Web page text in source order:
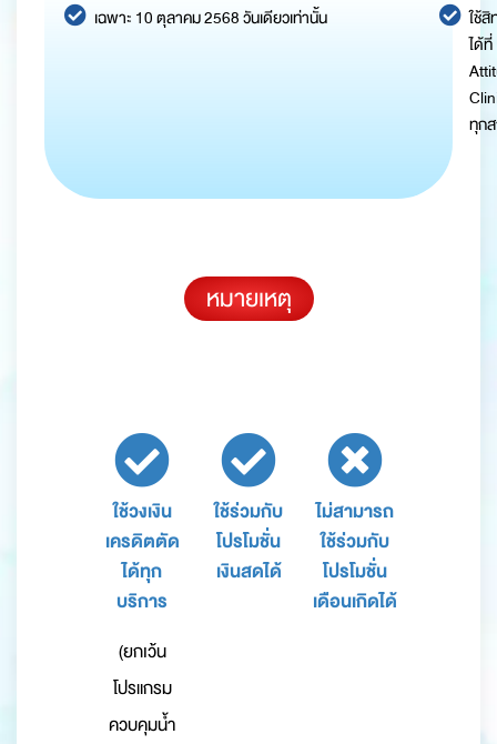
เฉพาะ 10 ตุลาคม 2568 วันเดียวเท่านั้น
ใช้สิ
ได้ที่
ทุก
หมายเหตุ
ใช้วงเงิน
เครดิตตัด
ได้ทุก
บริการ
(ยกเว้น
โปรแกรม
ควบคุมน้ำ
ใช้ร่วมกับ
โปรโมชั่น
เงินสดได้
ไม่สามารถ
ใช้ร่วมกับ
โปรโมชั่น
เดือนเกิดได้